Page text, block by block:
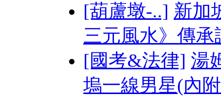
[葫蘆墩-..] 新加
三元風水》傳承
[國考&法律] 湯
塢一線男星(內